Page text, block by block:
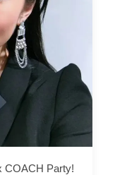
COACH Party!